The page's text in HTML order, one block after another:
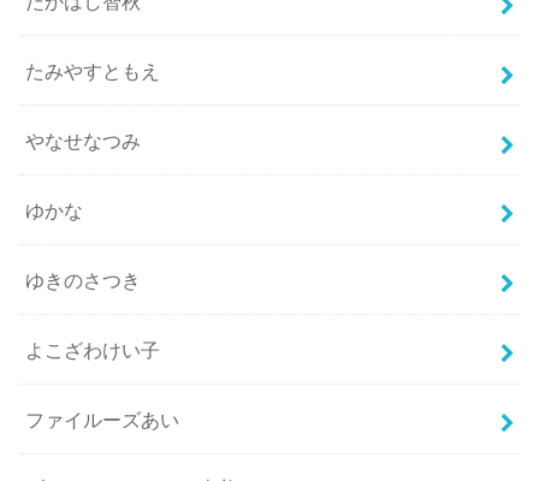
たみやすともえ
やなせなつみ
ゆかな
ゆきのさつき
よこざわけい子
ファイルーズあい